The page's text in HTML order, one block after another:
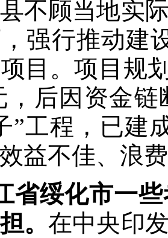
不顾当地实
强行推动建
目。项目规
，后因资金
”工程，已建
益不佳、浪
省绥化市一
。在中央印